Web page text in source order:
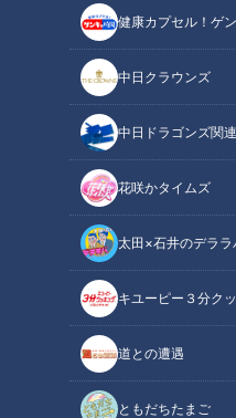
健康カプセル！ゲ
中日クラウンズ
中日ドラゴンズ関
花咲かタイムズ
太田×石井のデララ
キユーピー３分ク
道との遭遇
ともだちたまご
RadiChubu（ラジ
真誠presents 大久保
由に
『真誠presents 大久保佳代
に』（ＣＢＣラジオ）は、
んと、事務所の後輩である
る「迷える人たちの道標と
す。4月4日の放送では、生
（仙台市在住・27歳女性）
への悩みが寄せられました
問にどう向き合ったのでしょ